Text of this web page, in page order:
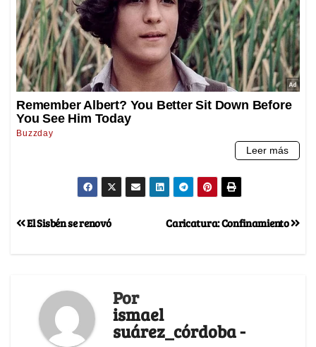
Caricatura: Confinamiento
El Sisbén se renovó
Por
ismael
suárez_córdoba -